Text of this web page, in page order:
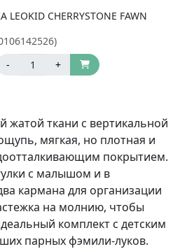
CHERRYSTONE FAWN
)
- +
жатой ткани с вертикальной
мягкая, но плотная и
покрытием.
с малышом и в
кармана для организации
на молнию, чтобы
комплект с детским
парных фэмили-луков.